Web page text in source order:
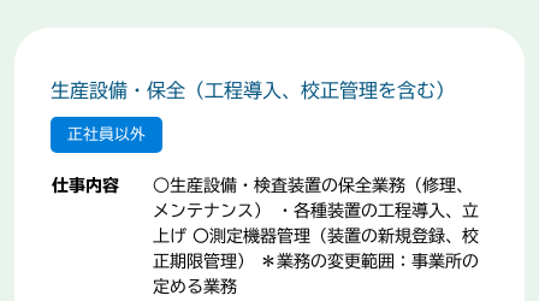
企業一覧
Job!薩摩川内とは
企業の紹介
生産設備・保全（工程導入、校正管理を含む）
正社員以外
仕事内容
○生産設備・検査装置の保全業務（修理、
メンテナンス） ・各種装置の工程導入、立
上げ 〇測定機器管理（装置の新規登録、校
正期限管理） ＊業務の変更範囲：事業所の
定める業務